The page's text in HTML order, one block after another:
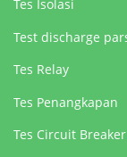
Tes Isolasi
Test discharge
Tes Relay
Tes Penangkapan
Tes Circuit Breaker